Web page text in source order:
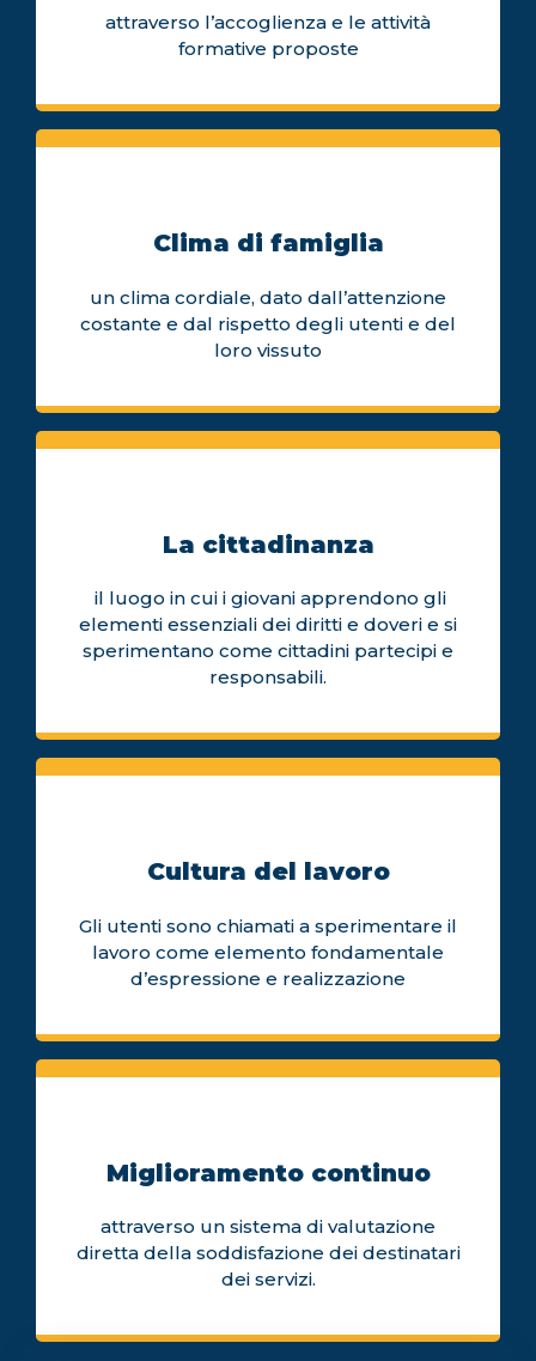
attraverso l’accoglienza e le attività
formative proposte
Clima di famiglia
un clima cordiale, dato dall’attenzione
costante e dal rispetto degli utenti e del
loro vissuto
La cittadinanza
il luogo in cui i giovani apprendono gli
elementi essenziali dei diritti e doveri e si
sperimentano come cittadini partecipi e
responsabili.
Cultura del lavoro
Gli utenti sono chiamati a sperimentare il
lavoro come elemento fondamentale
d’espressione e realizzazione
Miglioramento continuo
attraverso un sistema di valutazione
diretta della soddisfazione dei destinatari
dei servizi.